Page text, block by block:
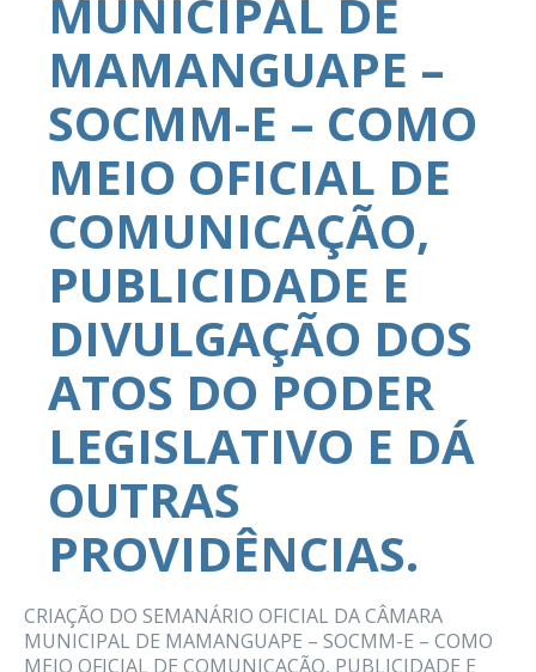
MUNICIPAL DE
MAMANGUAPE –
SOCMM-E – COMO
MEIO OFICIAL DE
COMUNICAÇÃO,
PUBLICIDADE E
DIVULGAÇÃO DOS
ATOS DO PODER
LEGISLATIVO E DÁ
OUTRAS
PROVIDÊNCIAS.
CRIAÇÃO DO SEMANÁRIO OFICIAL DA CÂMARA
MUNICIPAL DE MAMANGUAPE – SOCMM-E – COMO
MEIO OFICIAL DE COMUNICAÇÃO, PUBLICIDADE E